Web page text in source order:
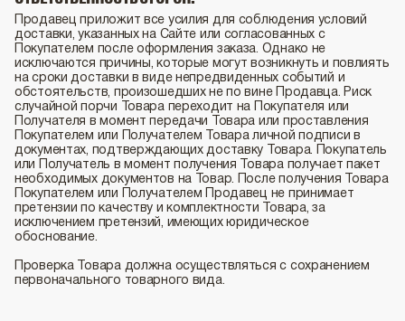
Продавец приложит все усилия для соблюдения условий
доставки, указанных на Сайте или согласованных с
Покупателем после оформления заказа. Однако не
исключаются причины, которые могут возникнуть и повлиять
на сроки доставки в виде непредвиденных событий и
обстоятельств, произошедших не по вине Продавца. Риск
случайной порчи Товара переходит на Покупателя или
Получателя в момент передачи Товара или проставления
Покупателем или Получателем Товара личной подписи в
документах, подтверждающих доставку Товара. Покупатель
или Получатель в момент получения Товара получает пакет
необходимых документов на Товар. После получения Товара
Покупателем или Получателем Продавец не принимает
претензии по качеству и комплектности Товара, за
исключением претензий, имеющих юридическое
обоснование.
Проверка Товара должна осуществляться с сохранением
первоначального товарного вида.